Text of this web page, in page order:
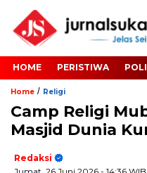
HOME PERISTIWA
Home / Religi
Camp Religi
Masjid Dunia
Redaksi